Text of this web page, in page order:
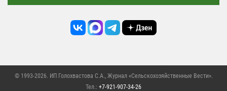
© 1993-2026. ИП Голохвастова С.А., Журнал «Сельскохозяйственные Вести».
Тел.: +7-921-907-34-26